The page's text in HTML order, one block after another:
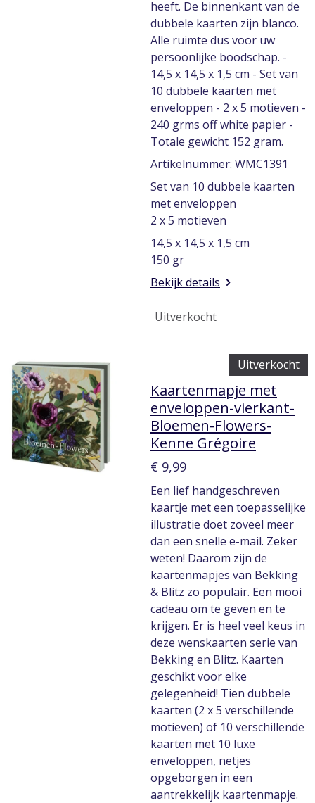
heeft. De binnenkant van de
dubbele kaarten zijn blanco.
Alle ruimte dus voor uw
persoonlijke boodschap. -
14,5 x 14,5 x 1,5 cm - Set van
10 dubbele kaarten met
enveloppen - 2 x 5 motieven -
240 grms off white papier -
Totale gewicht 152 gram.
Artikelnummer: WMC1391
Set van 10 dubbele kaarten
met enveloppen
2 x 5 motieven
14,5 x 14,5 x 1,5 cm
150 gr
Bekijk details
Uitverkocht
Uitverkocht
Kaartenmapje met
enveloppen-vierkant-
Bloemen-Flowers-
Kenne Grégoire
€ 9,99
Een lief handgeschreven
kaartje met een toepasselijke
illustratie doet zoveel meer
dan een snelle e-mail. Zeker
weten! Daarom zijn de
kaartenmapjes van Bekking
& Blitz zo populair. Een mooi
cadeau om te geven en te
krijgen. Er is heel veel keus in
deze wenskaarten serie van
Bekking en Blitz. Kaarten
geschikt voor elke
gelegenheid! Tien dubbele
kaarten (2 x 5 verschillende
motieven) of 10 verschillende
kaarten met 10 luxe
enveloppen, netjes
opgeborgen in een
aantrekkelijk kaartenmapje.